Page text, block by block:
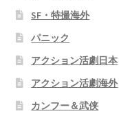
SF・特撮海外
パニック
アクション活劇日本
アクション活劇海外
カンフー＆武侠